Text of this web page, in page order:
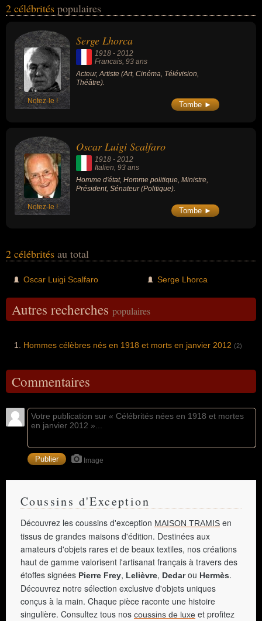
acteur, artiste, homme d'état, homme politique, ministre, président
leurs morts, ils peuvent avoir été francais ou italien par exemple.
2 célébrités populaires
Notez-le !
Serge Lhorca
1918 - 2012
Francais, 93 ans
Acteur, Artiste (Art, Cinéma, Télévision,
Théâtre).
Tombe ►
Notez-le !
Oscar Luigi Scalfaro
1918 - 2012
Italien , 93 ans
Homme d'état, Homme politique, Ministre,
Président, Sénateur (Politique).
Tombe ►
2 célébrités au total
Oscar Luigi Scalfaro Serge Lhorca
Autres recherches populaires
Hommes célèbres nés en 1918 et morts en janvier 2012 (2)
Commentaires
Image
Coussins d'Exception
Découvrez les coussins d'exception MAISON TRAMIS en
tissus de grandes maisons d'édition. Destinées aux
amateurs d'objets rares et de beaux textiles, nos créations
haut de gamme valorisent l'artisanat français à travers des
étoffes signées Pierre Frey, Lelièvre, Dedarou Hermès.
Découvrez notre sélection exclusive d'objets uniques
conçus à la main. Chaque pièce raconte une histoire
singulière. Consultez tous nos coussins de luxe et profitez